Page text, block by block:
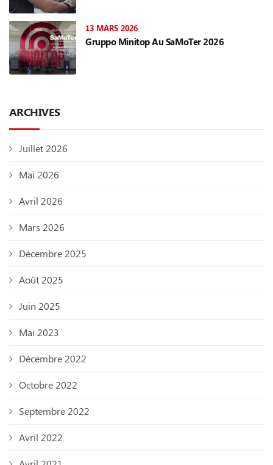
13 MARS 2026
Gruppo Minitop Au SaMoTer 2026
ARCHIVES
Juillet 2026
Mai 2026
Avril 2026
Mars 2026
Décembre 2025
Août 2025
Juin 2025
Mai 2023
Décembre 2022
Octobre 2022
Septembre 2022
Avril 2022